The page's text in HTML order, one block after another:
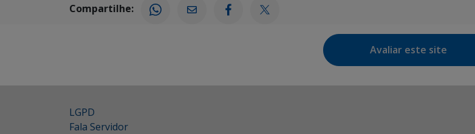
Compartilhe:
Avaliar este site
LGPD
Fala Servidor